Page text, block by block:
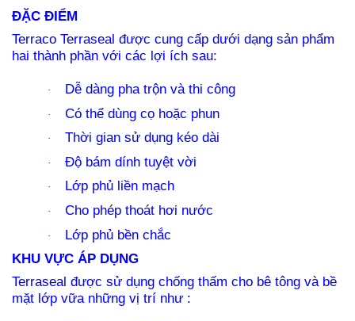
ĐẶC ĐIỂM
Terraco Terraseal được cung cấp dưới dạng sản phẩm
hai thành phần với các lợi ích sau:
· Dễ dàng pha trộn và thi công
· Có thể dùng cọ hoặc phun
· Thời gian sử dụng kéo dài
· Độ bám dính tuyệt vời
· Lớp phủ liền mạch
· Cho phép thoát hơi nước
·
Lớp phủ bền chắc
KHU VỰC ÁP DỤNG
Terraseal được sử dụng chống thấm cho bê tông và bề
mặt lớp vữa những vị trí như :